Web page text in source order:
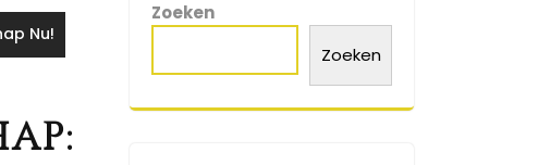
Nu!
Zoeken
Zoeken